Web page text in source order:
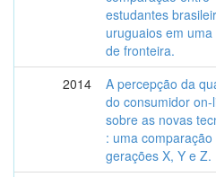
estudantes
uruguaios em uma
de fronteira.
2014
A percepção da
do consumidor on-
sobre as novas
: uma
gerações X, Y e Z.